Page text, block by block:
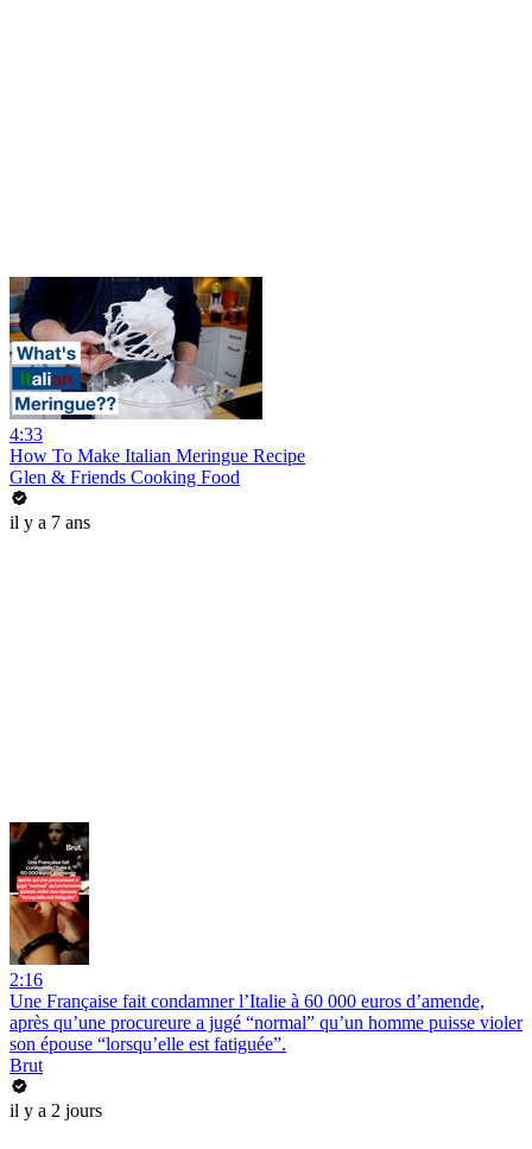
4:33
How To Make Italian Meringue Recipe
Glen & Friends Cooking Food
il y a 7 ans
2:16
Une Française fait condamner l’Italie à 60 000 euros d’amende,
après qu’une procureure a jugé “normal” qu’un homme puisse violer
son épouse “lorsqu’elle est fatiguée”.
Brut
il y a 2 jours